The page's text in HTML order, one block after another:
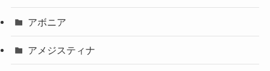
アボニア
アメジスティナ